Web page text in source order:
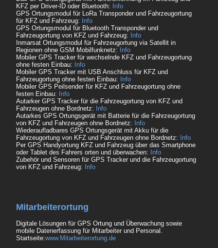
KFZ per Driver-ID oder Bluetooth:
Info
GPS Ortungsmodul für LoRa Transponder und Fahrzeugortung
für KFZ und Fahrzeug:
Info
GPS Ortungsmodul für Bluetooth Transponder und
Fahrzeugortung von KFZ und Fahrzeug:
Info
Inmarsat Ortungsmodul für Fahrzeugortung via Satellit in
Regionen ohne GSM Mobilfunknetz:
Info
Mobiler GPS Tracker für wechselnde KFZ und Fahrzeugortung
ohne festen Einbau:
Info
Mobiler GPS Tracker mit USB Anschluss für KFZ und
Fahrzeugortung ohne festen Einbau:
Info
Mobiler GPS Peilsender für KFZ und Fahrzeugortung ohne
festen Einbau:
Info
Autarker GPS Tracker für die Fahrzeugortung von KFZ und
Fahrzeugen ohne Bordnetz:
Info
Autarkes GPS Ortungsgerät mit Batterie für die Fahrzeugortung
von KFZ und Fahrzeugen ohne Bordnetz:
Info
Wiederaufladbares GPS Ortungsgerät mit Akku für die
Fahrzeugortung von KFZ und Fahrzeugen ohne Bordnetz:
Info
Per GPS Handyortung KFZ und Fahrzeug über das Smartphone
oder Tablet des Fahrers orten und überwachen:
Info
Zubehör und Sensoren für GPS Tracker und die Fahrzeugortung
von KFZ und Fahrzeug:
Info
Mitarbeiterortung
Digitale Lösungen für GPS Ortung und Überwachung sowie
mobile Datenerfassung für Mitarbeiter und Personal.
Startseite:www.Mitarbeiterortung.de